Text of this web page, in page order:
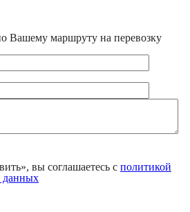
Вашему маршруту на перевозку
вы соглашаетесь с политикой
данных